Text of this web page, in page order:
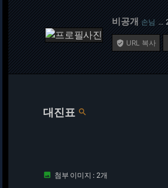
비공개 손님 …
 URL 복사
대진표 
 첨부 이미지 : 2개